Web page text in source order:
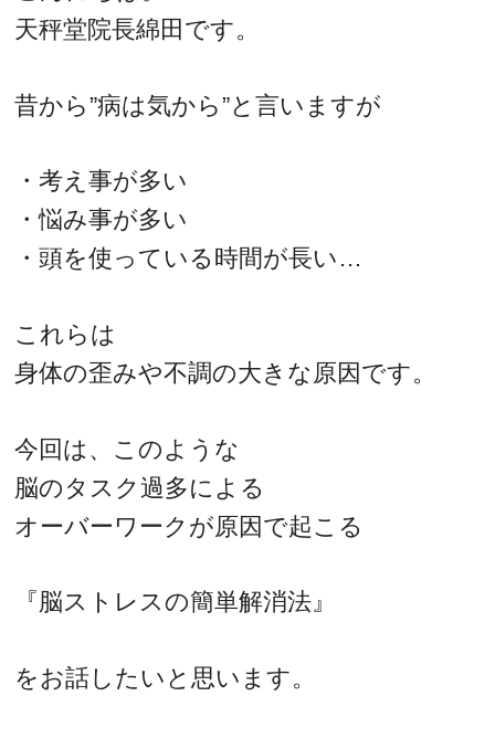
天秤堂院長綿田です。
昔から”病は気から”と言いますが
・考え事が多い
・悩み事が多い
・頭を使っている時間が長い…
これらは
身体の歪みや不調の大きな原因です。
今回は、このような
脳のタスク過多による
オーバーワークが原因で起こる
『脳ストレスの簡単解消法』
をお話したいと思います。